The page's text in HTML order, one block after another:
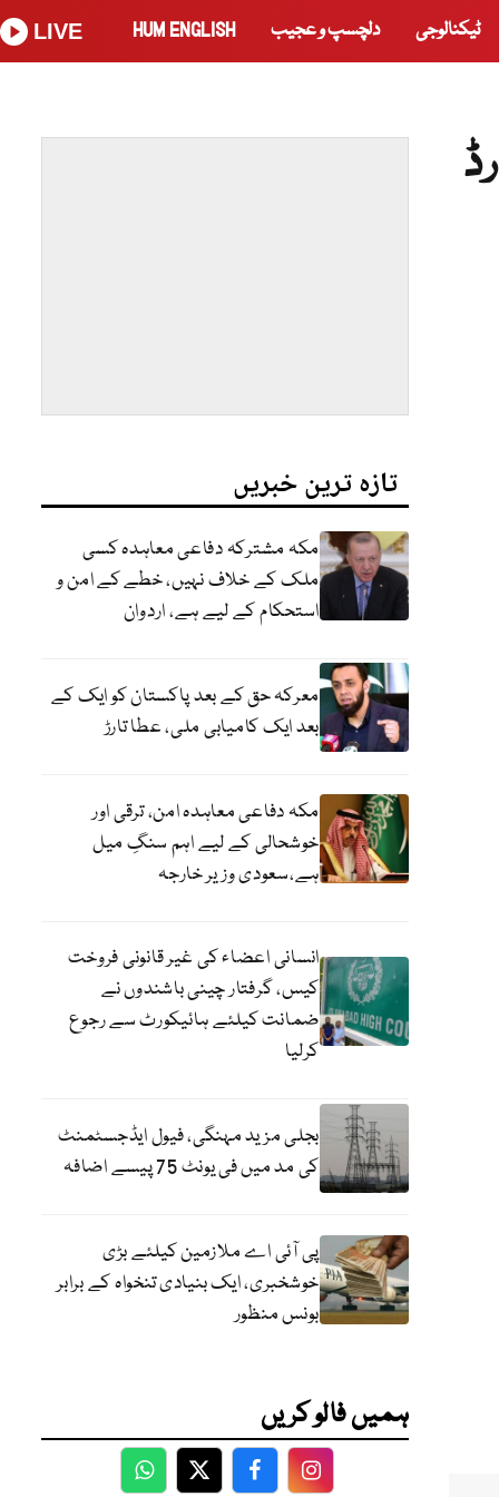
ٹیکنالوجی دلچسپ و عجیب HUM ENGLISH
LIVE
تازہ ترین خبریں
مکہ مشترکہ دفاعی معاہدہ کسی
ملک کے خلاف نہیں، خطے کے امن و
استحکام کے لیے ہے، اردوان
معرکہ حق کے بعد پاکستان کو ایک کے
بعد ایک کامیابی ملی، عطا تارڑ
مکہ دفاعی معاہدہ امن، ترقی اور
خوشحالی کے لیے اہم سنگِ میل
ہے،سعودی وزیر خارجہ
انسانی اعضاء کی غیر قانونی فروخت
کیس، گرفتار چینی باشندوں نے
ضمانت کیلئے ہائیکورٹ سے رجوع
کرلیا
بجلی مزید مہنگی، فیول ایڈجسٹمنٹ
کی مد میں فی یونٹ 75 پیسے اضافہ
پی آئی اے ملازمین کیلئے بڑی
خوشخبری، ایک بنیادی تنخواہ کے برابر
بونس منظور
ہمیں فالو کریں
WhatsApp
TwitterFacebookFacebook